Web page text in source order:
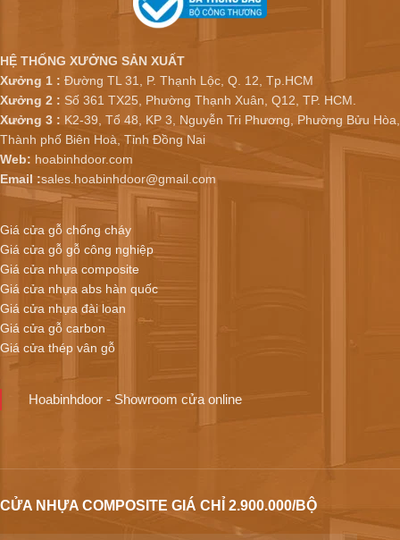
HỆ THỐNG XƯỞNG SẢN XUẤT
Xưởng 1 : Đường TL 31, P. Thạnh Lộc, Q. 12, Tp.HCM
Xưởng 2 : Số 361 TX25, Phường Thạnh Xuân, Q12, TP. HCM.
Xưởng 3 : K2-39, Tổ 48, KP 3, Nguyễn Tri Phương, Phường Bửu Hòa,
Thành phố Biên Hoà, Tỉnh Đồng Nai
Web: hoabinhdoor.com
Email :sales.hoabinhdoor@gmail.com
Giá cửa gỗ chống cháy
Giá cửa gỗ gỗ công nghiệp
Giá cửa nhựa composite
Giá cửa nhựa abs hàn quốc
Giá cửa nhựa đài loan
Giá cửa gỗ carbon
Giá cửa thép vân gỗ
Hoabinhdoor - Showroom cửa online
CỬA NHỰA COMPOSITE GIÁ CHỈ 2.900.000/BỘ